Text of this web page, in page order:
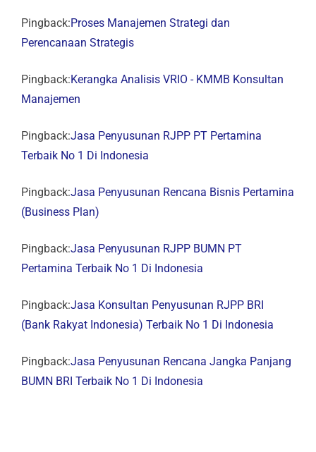
Pingback:Proses Manajemen Strategi dan
Perencanaan Strategis
Pingback:Kerangka Analisis VRIO - KMMB Konsultan
Manajemen
Pingback:Jasa Penyusunan RJPP PT Pertamina
Terbaik No 1 Di Indonesia
Pingback:Jasa Penyusunan Rencana Bisnis Pertamina
(Business Plan)
Pingback:Jasa Penyusunan RJPP BUMN PT
Pertamina Terbaik No 1 Di Indonesia
Pingback:Jasa Konsultan Penyusunan RJPP BRI
(Bank Rakyat Indonesia) Terbaik No 1 Di Indonesia
Pingback:Jasa Penyusunan Rencana Jangka Panjang
BUMN BRI Terbaik No 1 Di Indonesia